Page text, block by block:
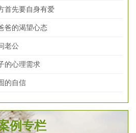
首先要自身有爱
爸的渴望心态
老公
的心理需求
的自信
例专栏